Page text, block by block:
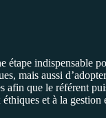
étape indispensable
mais aussi
afin que le référent
éthiques et à la